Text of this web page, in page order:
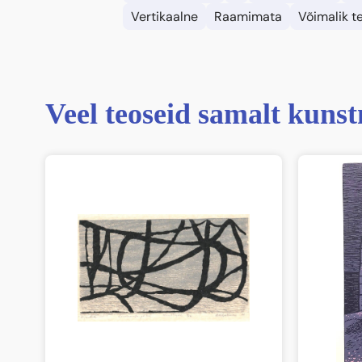
Vertikaalne
Raamimata Võimalik
Veel teoseid samalt